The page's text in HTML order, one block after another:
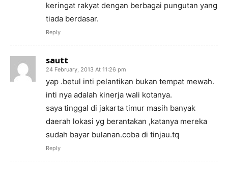
keringat rakyat dengan berbagai pungutan yang
tiada berdasar.
Reply
sautt
24 February, 2013 At 11:26 pm
yap .betul inti pelantikan bukan tempat mewah.
inti nya adalah kinerja wali kotanya.
saya tinggal di jakarta timur masih banyak
daerah lokasi yg berantakan ,katanya mereka
sudah bayar bulanan.coba di tinjau.tq
Reply